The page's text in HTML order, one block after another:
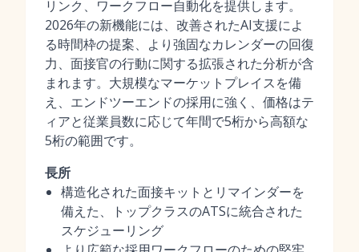
リンク、ワークフロー自動化を提供します。
2026年の新機能には、改善されたAI支援によ
る時間枠の提案、より強固なカレンダーの回復
力、面接官の行動に関する拡張された分析が含
まれます。大規模なマーケットプレイスを備
え、エンドツーエンドの採用に強く、価格はテ
ィアと従業員数に応じて年間で5桁から高額な
5桁の範囲です。
長所
構造化された面接キットとリマインダーを
備えた、トップクラスのATSに統合された
スケジューリング